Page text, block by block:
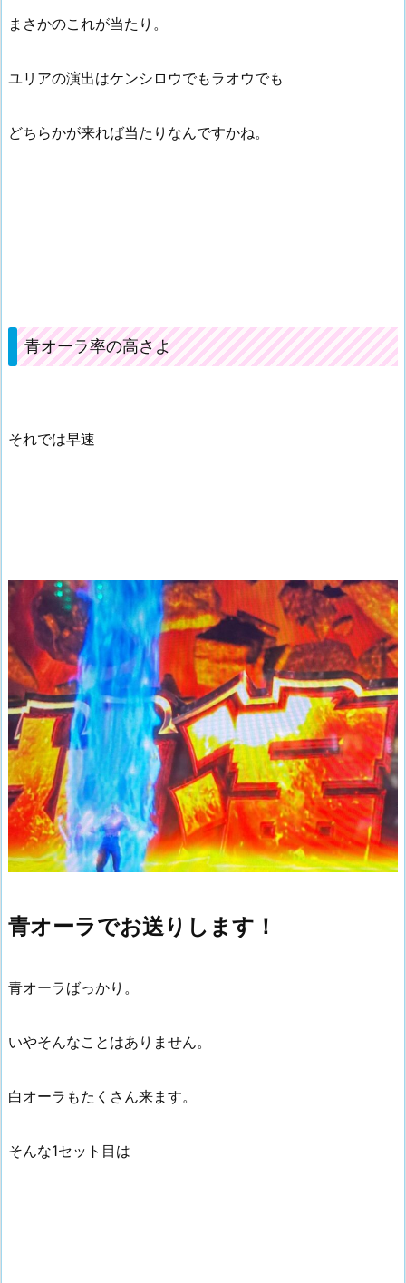
まさかのこれが当たり。
ユリアの演出はケンシロウでもラオウでも
どちらかが来れば当たりなんですかね。
青オーラ率の高さよ
それでは早速
青オーラでお送りします！
青オーラばっかり。
いやそんなことはありません。
白オーラもたくさん来ます。
そんな1セット目は